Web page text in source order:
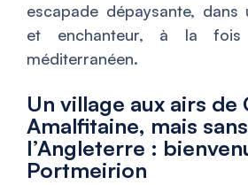
escapade dépaysante,
et enchanteur, à la fois
méditerranéen.
Un village aux airs de
Amalfitaine, mais
l’Angleterre :
Portmeirion